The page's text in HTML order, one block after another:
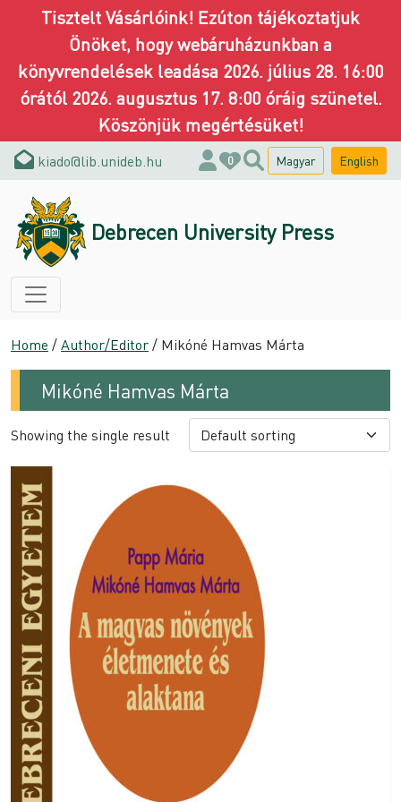
Tisztelt Vásárlóink! Ezúton tájékoztatjuk
Önöket, hogy webáruházunkban a
könyvrendelések leadása 2026. július 28. 16:00
órától 2026. augusztus 17. 8:00 óráig szünetel.
Köszönjük megértésüket!
kiado@lib.unideb.hu 0 Magyar English
Debrecen University Press
Home /Author/Editor/ Mikóné Hamvas Márta
Mikóné Hamvas Márta
Showing the single result